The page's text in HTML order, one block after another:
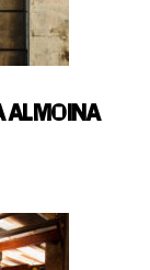
ALMOINA